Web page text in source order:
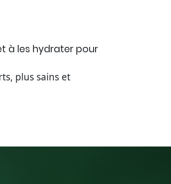
à les hydrater pour
plus sains et